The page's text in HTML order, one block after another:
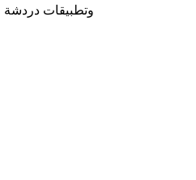
وتطبيقات دردشة